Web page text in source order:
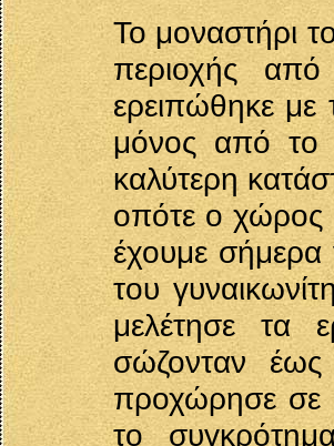
Το μοναστήρι
περιοχής
ερειπώθηκε
μόνος από το
καλύτερη
οπότε ο χώρος
έχουμε σήμερα
του
μελέτησε τα
σώζονταν
προχώρησε σε
το